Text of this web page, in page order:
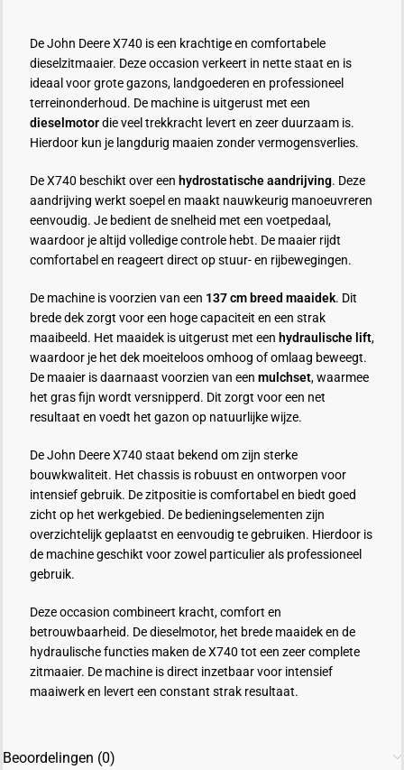
De John Deere X740 is een krachtige en comfortabele
dieselzitmaaier. Deze occasion verkeert in nette staat en is
ideaal voor grote gazons, landgoederen en professioneel
terreinonderhoud. De machine is uitgerust met een
dieselmotordie veel trekkracht levert en zeer duurzaam is.
Hierdoor kun je langdurig maaien zonder vermogensverlies.
De X740 beschikt over een hydrostatische aandrijving. Deze
aandrijving werkt soepel en maakt nauwkeurig manoeuvreren
eenvoudig. Je bedient de snelheid met een voetpedaal,
waardoor je altijd volledige controle hebt. De maaier rijdt
comfortabel en reageert direct op stuur- en rijbewegingen.
De machine is voorzien van een 137 cm breed maaidek. Dit
brede dek zorgt voor een hoge capaciteit en een strak
maaibeeld. Het maaidek is uitgerust met een hydraulische lift,
waardoor je het dek moeiteloos omhoog of omlaag beweegt.
De maaier is daarnaast voorzien van een mulchset, waarmee
het gras fijn wordt versnipperd. Dit zorgt voor een net
resultaat en voedt het gazon op natuurlijke wijze.
De John Deere X740 staat bekend om zijn sterke
bouwkwaliteit. Het chassis is robuust en ontworpen voor
intensief gebruik. De zitpositie is comfortabel en biedt goed
zicht op het werkgebied. De bedieningselementen zijn
overzichtelijk geplaatst en eenvoudig te gebruiken. Hierdoor is
de machine geschikt voor zowel particulier als professioneel
gebruik.
Deze occasion combineert kracht, comfort en
betrouwbaarheid. De dieselmotor, het brede maaidek en de
hydraulische functies maken de X740 tot een zeer complete
zitmaaier. De machine is direct inzetbaar voor intensief
maaiwerk en levert een constant strak resultaat.
Beoordelingen (0)